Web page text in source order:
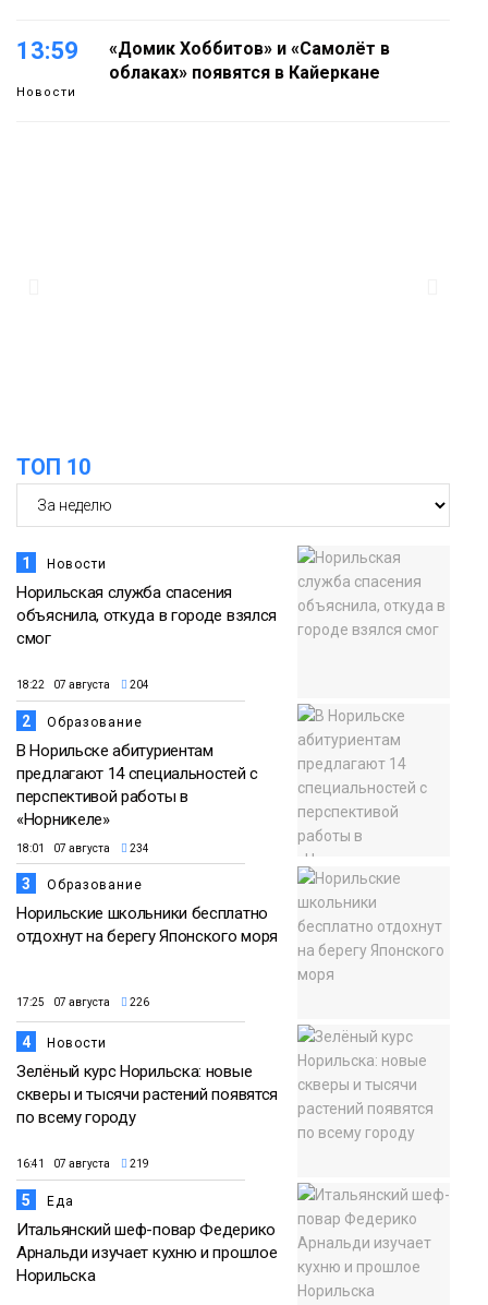
13:59
Новости
«Домик Хоббитов» и «Самолёт в
облаках» появятся в Кайеркане
ТОП 10
1 Новости
Норильская служба спасения
объяснила, откуда в городе взялся
смог
18:22 07 августа 204
2 Образование
В Норильске абитуриентам
предлагают 14 специальностей с
перспективой работы в
«Норникеле»
18:01 07 августа 234
3 Образование
Норильские школьники бесплатно
отдохнут на берегу Японского моря
17:25 07 августа 226
4 Новости
Зелёный курс Норильска: новые
скверы и тысячи растений появятся
по всему городу
16:41 07 августа 219
5 Еда
Итальянский шеф-повар Федерико
Арнальди изучает кухню и прошлое
Норильска